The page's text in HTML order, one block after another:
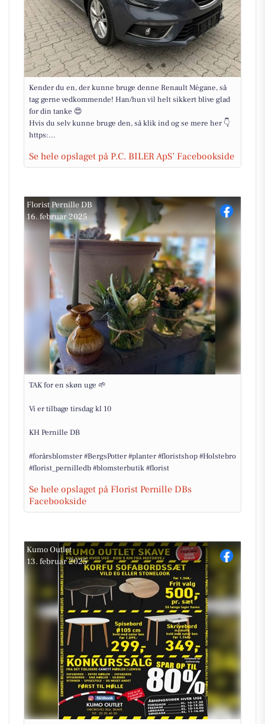
Kender du en, der kunne bruge denne Renault Mégane, så
tag gerne vedkommende! Han/hun vil helt sikkert blive glad
for din tanke 😍
Hvis du selv kunne bruge den, så klik ind og se mere her 👇
https:...
Se hele opslaget på P.C. BILER ApS’ Facebookside
Florist Pernille DB
16. februar 2025
TAK for en skøn uge 🌱
Vi er tilbage tirsdag kl 10
KH Pernille DB
#forårsblomster #BergsPotter #planter #floristshop #Holstebro
#florist_pernilledb #blomsterbutik #florist
Se hele opslaget på Florist Pernille DBs
Facebookside
Kumo Outlet
13. februar 2025